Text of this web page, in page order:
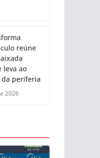
reúne
leva ao
da periferia
2026